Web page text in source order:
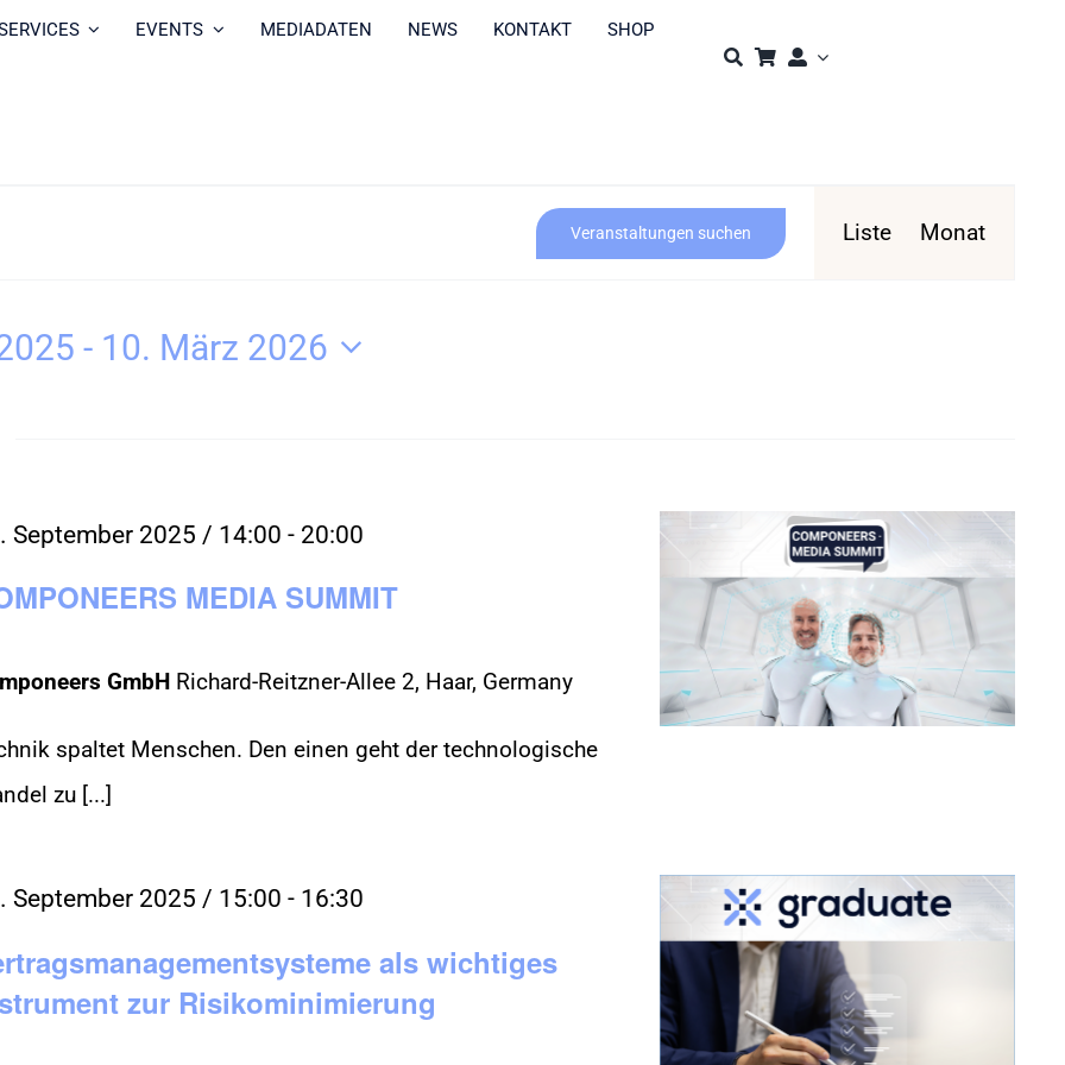
EVENTS MEDIADATEN NEWS KONTAKT SHOP
Veranstaltungen suchen Liste Monat
- 10. März 2026
MEDIA SUMMIT
September 2025 / 14:00 - 20:00
GmbH Richard-Reitzner-Allee 2, Haar, Germany
spaltet Menschen. Den einen geht der technologische
zu [...]
als wichtiges
zur Risikominimierung
September 2025 / 15:00 - 16:30